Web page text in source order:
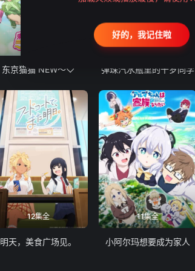
东京猫猫 NEW～♡ 弹珠汽水瓶里的千岁同学
12集全
明天，美食广场见。
11集全
小阿尔玛想要成为家人
好的，我记住啦